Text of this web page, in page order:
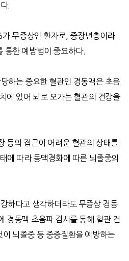
다.
가 무증상인 환자로
중장년층이라
통한 예방법이 중요하다.
하는 중요한 혈관인 경동맥은 초음
에 있어 뇌로 오가는 혈관의 건강을
등의 접근이 어려운 혈관의 상태를
에 따라 동맥경화에 따른 뇌졸중의
하다고 생각하더라도 무증상 경동
경동맥 초음파 검사를 통해 혈관 건
뇌졸중 등 중증질환을 예방하는